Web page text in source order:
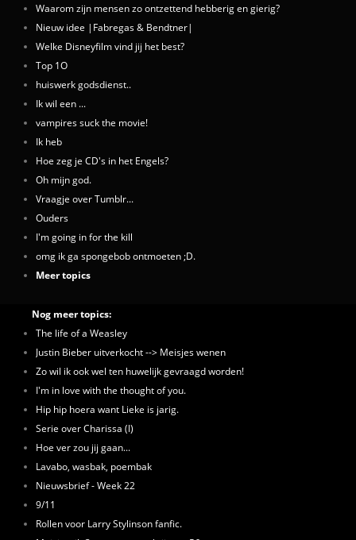
Waarom zijn mensen zo ontzettend hebberig en gierig?
Nieuw idee |Fabregas & Bendtner|
Welke Disneyfilm vind jij het best?
Top 1O
huiswerk godsdienst..
Ik wil een ...
vampires suck the movie!
Ik heb
Hoe zeg je CD's in het Engels?
Oh mijn god.
Vraagje over Tumblr...
Ouders
I'm going in for the kill
omg ik ga spongebob ontmoeten ;D.
Meer topics
Nog meer topics:
The life of a Weasley
Justin Bieber uitverkocht --> Meisjes wenen
Zo wil ik ook wel ten huwelijk gevraagd worden!
I'm in love with the thought of you.
Hip hip hoera want Lieke is jarig.
Serie over Charissa (l)
Hoe ver zou jij gaan...
Lavabo, wasbak, poembak
Nieuwsbrief - Week 22
9/11
Rollen voor Larry Stylinson fanfic.